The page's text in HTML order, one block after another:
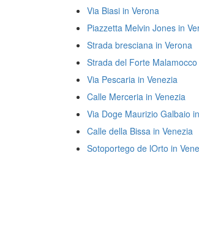
Via Biasi in Verona
Piazzetta Melvin Jones in
Strada bresciana in Verona
Strada del Forte
Via Pescaria in Venezia
Calle Merceria in Venezia
Via Doge Maurizio Galbaio
Calle della Bissa in Venezia
Sotoportego de lOrto in